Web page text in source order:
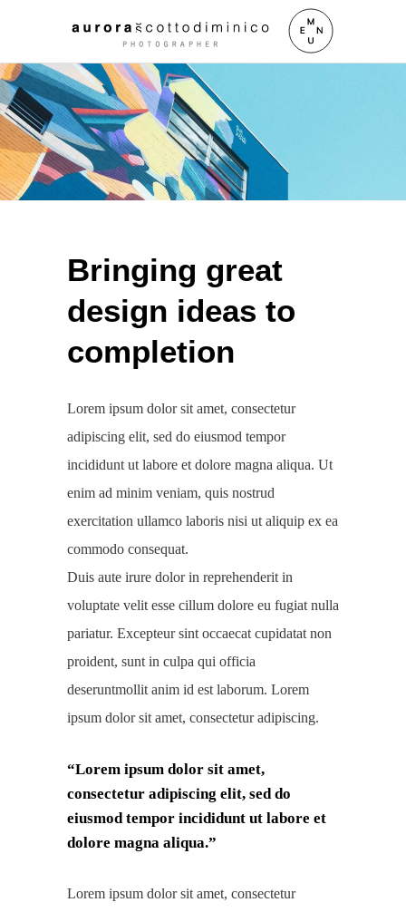
Bringing great
design ideas to
completion
Lorem ipsum dolor sit amet, consectetur
adipiscing elit, sed do eiusmod tempor
incididunt ut labore et dolore magna aliqua. Ut
enim ad minim veniam, quis nostrud
exercitation ullamco laboris nisi ut aliquip ex ea
commodo consequat.
Duis aute irure dolor in reprehenderit in
voluptate velit esse cillum dolore eu fugiat nulla
pariatur. Excepteur sint occaecat cupidatat non
proident, sunt in culpa qui officia
deseruntmollit anim id est laborum. Lorem
ipsum dolor sit amet, consectetur adipiscing.
“Lorem ipsum dolor sit amet,
consectetur adipiscing elit, sed do
eiusmod tempor incididunt ut labore et
dolore magna aliqua.”
Lorem ipsum dolor sit amet, consectetur